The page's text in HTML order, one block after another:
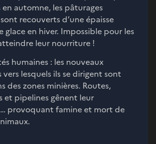
automne, les pâturages
recouverts d’une épaisse
glace en hiver. Impossible pour les
leur nourriture !
humaines : les nouveaux
vers lesquels ils se dirigent sont
des zones minières. Routes,
et pipelines gênent leur
provoquant famine et mort de